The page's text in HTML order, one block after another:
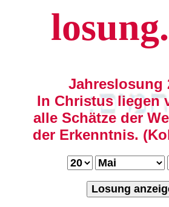
Jahreslosung
In Christus liegen
alle Schätze der
der Erkenntnis.
Losung